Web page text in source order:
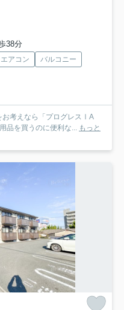
38分
エアコン
バルコニー
お考えなら「プログレスⅠA
品を買うのに便利な... もっと